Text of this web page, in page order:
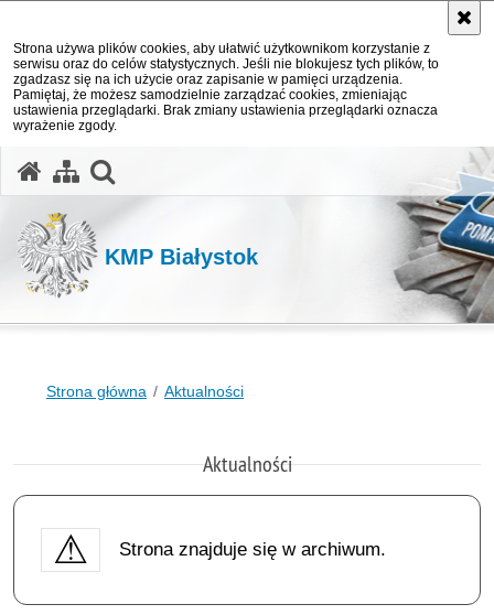
Strona używa plików cookies, aby ułatwić użytkownikom korzystanie z
serwisu oraz do celów statystycznych. Jeśli nie blokujesz tych plików, to
zgadzasz się na ich użycie oraz zapisanie w pamięci urządzenia.
Pamiętaj, że możesz samodzielnie zarządzać cookies, zmieniając
ustawienia przeglądarki. Brak zmiany ustawienia przeglądarki oznacza
wyrażenie zgody.
KMP Białystok
Strona główna Aktualności
Aktualności
Strona znajduje się w archiwum.